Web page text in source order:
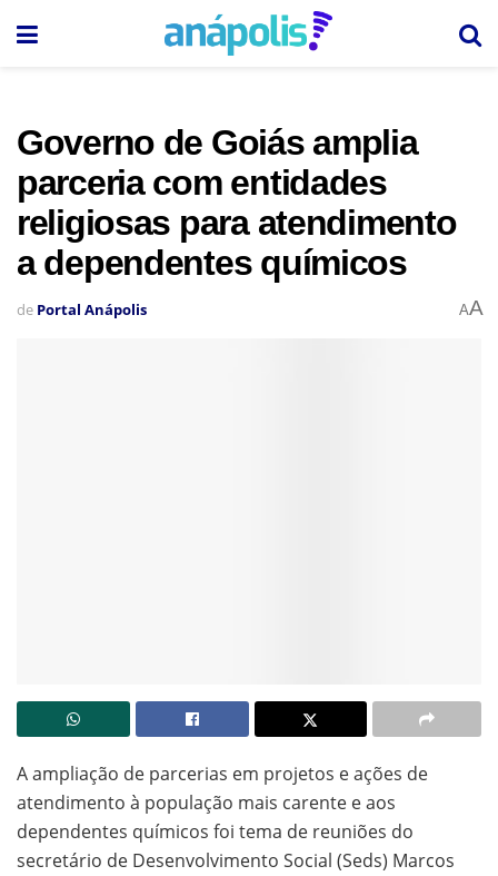
Governo de Goiás amplia
parceria com entidades
religiosas para atendimento
a dependentes químicos
de Portal Anápolis AA
A ampliação de parcerias em projetos e ações de
atendimento à população mais carente e aos
dependentes químicos foi tema de reuniões do
secretário de Desenvolvimento Social (Seds) Marcos